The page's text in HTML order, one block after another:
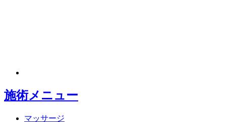
施術メニュー
マッサージ